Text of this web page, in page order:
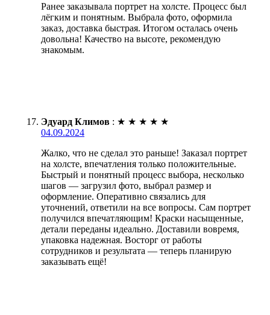
Ранее заказывала портрет на холсте. Процесс был
лёгким и понятным. Выбрала фото, оформила
заказ, доставка быстрая. Итогом осталась очень
довольна! Качество на высоте, рекомендую
знакомым.
Эдуард Климов : ★ ★ ★ ★ ★
04.09.2024
Жалко, что не сделал это раньше! Заказал портрет
на холсте, впечатления только положительные.
Быстрый и понятный процесс выбора, несколько
шагов — загрузил фото, выбрал размер и
оформление. Оперативно связались для
уточнений, ответили на все вопросы. Сам портрет
получился впечатляющим! Краски насыщенные,
детали переданы идеально. Доставили вовремя,
упаковка надежная. Восторг от работы
сотрудников и результата — теперь планирую
заказывать ещё!